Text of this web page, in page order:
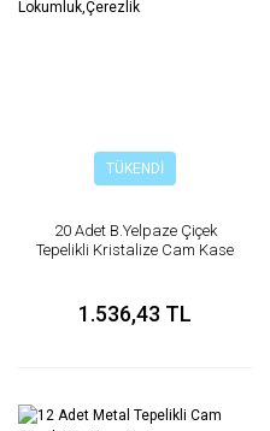
TÜKENDİ
20 Adet B.Yelpaze Çiçek
Tepelikli Kristalize Cam Kase
1.536,43 TL